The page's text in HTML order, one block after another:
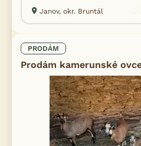
Janov, okr. Bruntál
PRODÁM
Prodám kamerunské